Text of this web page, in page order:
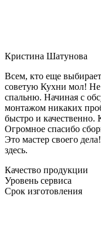
Кристина Шатунова
Всем, кто еще
советую Кухни мол! Не
спальню. Начиная с
монтажом никаких
быстро и
Огромное спасибо
Это мастер своего
здесь.
Качество продукции
Уровень сервиса
Срок изготовления